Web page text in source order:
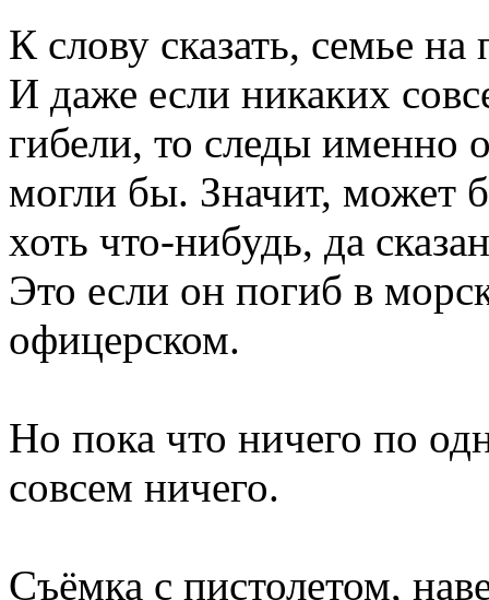
К слову сказать, семье
И даже если никаких
гибели, то следы именно
могли бы. Значит, может
хоть что-нибудь, да
Это если он погиб в
офицерском.
Но пока что ничего по
совсем ничего.
Съёмка с пистолетом,